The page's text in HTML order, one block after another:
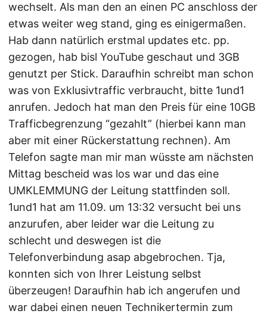
wechselt. Als man den an einen PC anschloss der
etwas weiter weg stand, ging es einigermaßen.
Hab dann natürlich erstmal updates etc. pp.
gezogen, hab bisl YouTube geschaut und 3GB
genutzt per Stick. Daraufhin schreibt man schon
was von Exklusivtraffic verbraucht, bitte 1und1
anrufen. Jedoch hat man den Preis für eine 10GB
Trafficbegrenzung “gezahlt” (hierbei kann man
aber mit einer Rückerstattung rechnen). Am
Telefon sagte man mir man wüsste am nächsten
Mittag bescheid was los war und das eine
UMKLEMMUNG der Leitung stattfinden soll.
1und1 hat am 11.09. um 13:32 versucht bei uns
anzurufen, aber leider war die Leitung zu
schlecht und deswegen ist die
Telefonverbindung asap abgebrochen. Tja,
konnten sich von Ihrer Leistung selbst
überzeugen! Daraufhin hab ich angerufen und
war dabei einen neuen Technikertermin zum